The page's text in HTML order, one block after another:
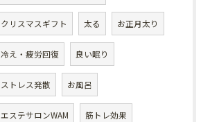
クリスマスギフト 太る お正月太り
冷え・疲労回復 良い眠り
ストレス発散 お風呂
エステサロンWAM 筋トレ効果